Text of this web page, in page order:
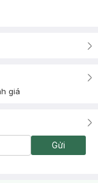
giá
Gửi